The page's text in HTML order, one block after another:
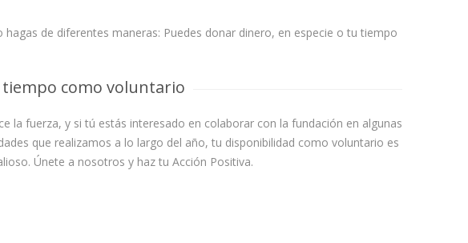
de diferentes maneras: Puedes donar dinero, en especie o tu tiempo
como voluntario
la fuerza, y si tú estás interesado en colaborar con la fundación en algunas
que realizamos a lo largo del año, tu disponibilidad como voluntario es
Únete a nosotros y haz tu Acción Positiva.